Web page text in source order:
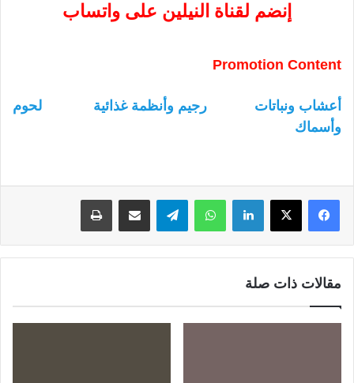
إنضم لقناة النيلين على واتساب
Promotion Content
أعشاب ونباتات رجيم وأنظمة غذائية
لحوم
وأسماك
لينكدإن واتساب
مقالات ذات صلة